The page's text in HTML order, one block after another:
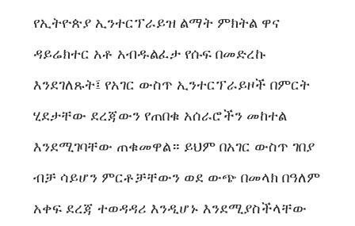
የኢትዮጵያ ኢንተርፕራይዝ ልማት ምክትል ዋና
ዳይሬክተር አቶ አብዱልፈታ የሱፍ በመድረኩ
እንደገለጹት፤ የአገር ውስጥ ኢንተርፕራይዞች በምርት
ሂደታቸው ደረጃውን የጠበቁ አሰራሮችን መከተል
እንደሚገባቸው ጠቁመዋል። ይህም በአገር ውስጥ ገበያ
ብቻ ሳይሆን ምርቶቻቸውን ወደ ውጭ በመላክ በዓለም
አቀፍ ደረጃ ተወዳዳሪ እንዲሆኑ እንደሚያስችላቸው